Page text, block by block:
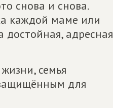
снова и снова.
каждой маме или
адресная
семья
для